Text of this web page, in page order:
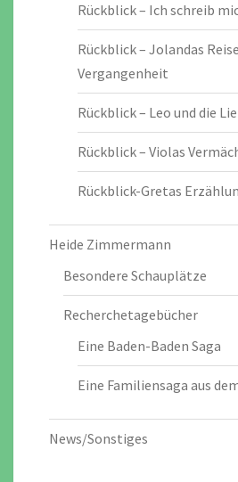
Rückblick – Ich schreib
Rückblick – Jolandas
Vergangenheit
Rückblick – Leo und die
Rückblick – Violas
Rückblick-Gretas
Heide Zimmermann
Besondere Schauplätze
Recherchetagebücher
Eine Baden-Baden Saga
Eine Familiensaga aus
News/Sonstiges